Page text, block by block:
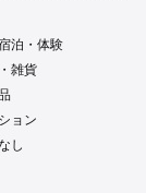
泊・体験
雑貨
ョン
し